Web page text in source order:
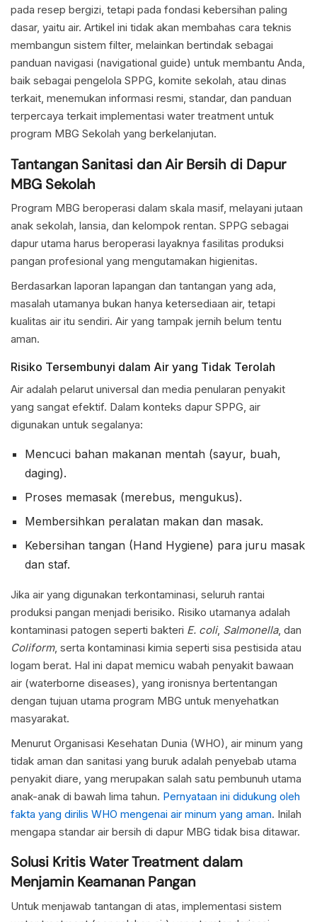
pada resep bergizi, tetapi pada fondasi kebersihan paling
dasar, yaitu air. Artikel ini tidak akan membahas cara teknis
membangun sistem filter, melainkan bertindak sebagai
panduan navigasi (navigational guide) untuk membantu Anda,
baik sebagai pengelola SPPG, komite sekolah, atau dinas
terkait, menemukan informasi resmi, standar, dan panduan
terpercaya terkait implementasi water treatment untuk
program MBG Sekolah yang berkelanjutan.
Tantangan Sanitasi dan Air Bersih di Dapur
MBG Sekolah
Program MBG beroperasi dalam skala masif, melayani jutaan
anak sekolah, lansia, dan kelompok rentan. SPPG sebagai
dapur utama harus beroperasi layaknya fasilitas produksi
pangan profesional yang mengutamakan higienitas.
Berdasarkan laporan lapangan dan tantangan yang ada,
masalah utamanya bukan hanya ketersediaan air, tetapi
kualitas air itu sendiri. Air yang tampak jernih belum tentu
aman.
Risiko Tersembunyi dalam Air yang Tidak Terolah
Air adalah pelarut universal dan media penularan penyakit
yang sangat efektif. Dalam konteks dapur SPPG, air
digunakan untuk segalanya:
Mencuci bahan makanan mentah (sayur, buah,
daging).
Proses memasak (merebus, mengukus).
Membersihkan peralatan makan dan masak.
Kebersihan tangan (Hand Hygiene) para juru masak
dan staf.
Jika air yang digunakan terkontaminasi, seluruh rantai
produksi pangan menjadi berisiko. Risiko utamanya adalah
kontaminasi patogen seperti bakteri E. coli, Salmonella, dan
Coliform, serta kontaminasi kimia seperti sisa pestisida atau
logam berat. Hal ini dapat memicu wabah penyakit bawaan
air (waterborne diseases), yang ironisnya bertentangan
dengan tujuan utama program MBG untuk menyehatkan
masyarakat.
Menurut Organisasi Kesehatan Dunia (WHO), air minum yang
tidak aman dan sanitasi yang buruk adalah penyebab utama
penyakit diare, yang merupakan salah satu pembunuh utama
anak-anak di bawah lima tahun. Pernyataan ini didukung oleh
fakta yang dirilis WHO mengenai air minum yang aman. Inilah
mengapa standar air bersih di dapur MBG tidak bisa ditawar.
Solusi Kritis Water Treatment dalam
Menjamin Keamanan Pangan
Untuk menjawab tantangan di atas, implementasi sistem